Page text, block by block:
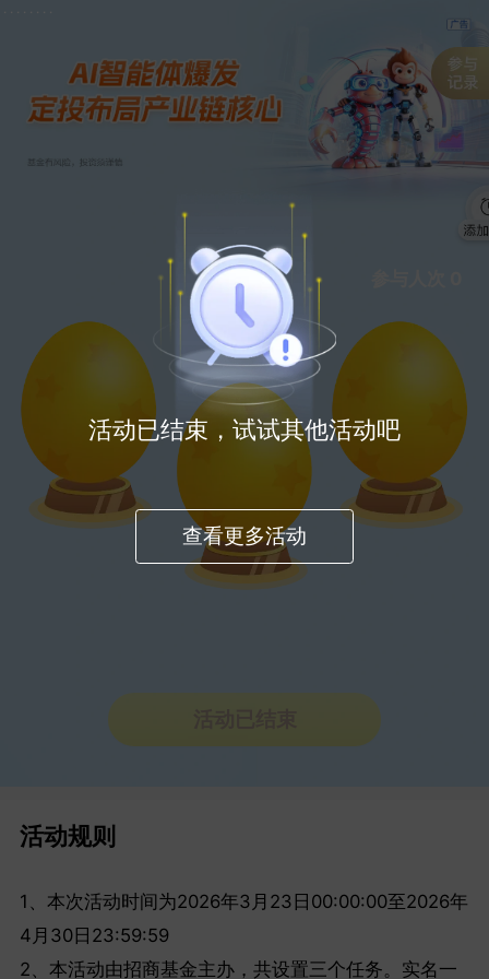
活动规则
1、本次活动时间为2026年3月23日00:00:00至2026年
4月30日23:59:59
2、本活动由招商基金主办，共设置三个任务。实名一
. . . . . . . .
活动已结束，试试其他活动吧
查看更多活动